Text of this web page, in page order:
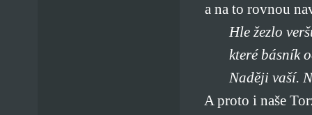
a na to rovnou
Hle žezlo
které básník
Naději vaší.
A proto i naše